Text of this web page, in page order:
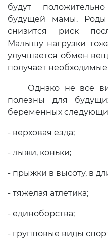
будут
будущей мамы. Роды
снизится риск
Малышу нагрузки
улучшается обмен
получает
Однако не все
полезны для
беременных
- верховая езда;
- лыжи, коньки;
- прыжки в высоту, в
- тяжелая атлетика;
- единоборства;
- групповые виды